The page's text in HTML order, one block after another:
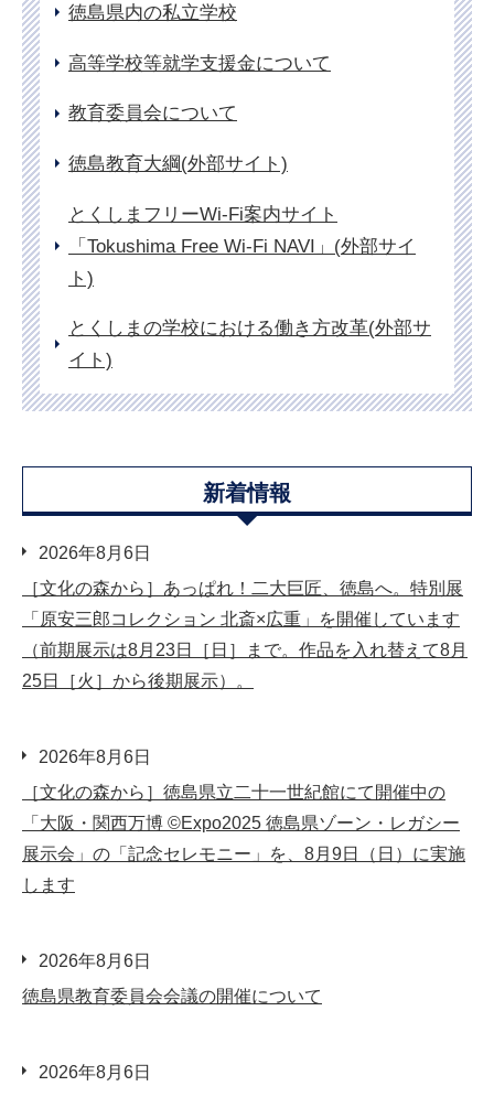
徳島県内の私立学校
高等学校等就学支援金について
教育委員会について
徳島教育大綱(外部サイト)
とくしまフリーWi-Fi案内サイト
「Tokushima Free Wi-Fi NAVI」(外部サイ
ト)
とくしまの学校における働き方改革(外部サ
イト)
新着情報
2026年8月6日
［文化の森から］あっぱれ！二大巨匠、徳島へ。特別展
「原安三郎コレクション 北斎×広重」を開催しています
（前期展示は8月23日［日］まで。作品を入れ替えて8月
25日［火］から後期展示）。
2026年8月6日
［文化の森から］徳島県立二十一世紀館にて開催中の
「大阪・関西万博 ©Expo2025 徳島県ゾーン・レガシー
展示会」の「記念セレモニー」を、8月9日（日）に実施
します
2026年8月6日
徳島県教育委員会会議の開催について
2026年8月6日